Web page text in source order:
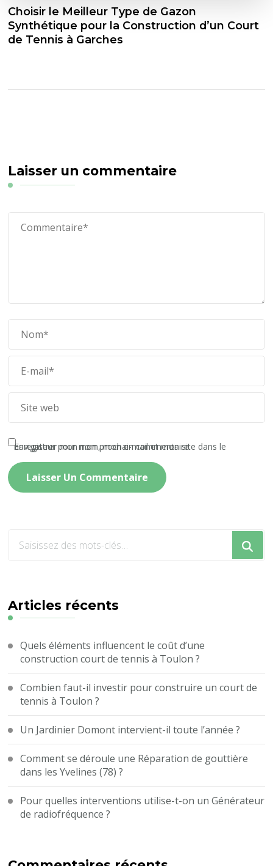
Choisir le Meilleur Type de Gazon
Synthétique pour la Construction d’un Court
de Tennis à Garches
Laisser un commentaire
Enregistrer mon nom, mon e-mail et mon site dans le navigateur pour mon prochain commentaire.
?
Articles récents
Quels éléments influencent le coût d’une
construction court de tennis à Toulon ?
Combien faut-il investir pour construire un court de
tennis à Toulon ?
Un Jardinier Domont intervient-il toute l’année ?
Comment se déroule une Réparation de gouttière
dans les Yvelines (78) ?
Pour quelles interventions utilise-t-on un Générateur
de radiofréquence ?